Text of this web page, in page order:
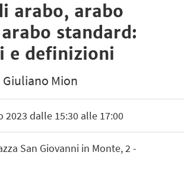
arabo, arabo
standard:
e definizioni
Mion
2023 dalle 15:30 alle 17:00
San Giovanni in Monte, 2 -